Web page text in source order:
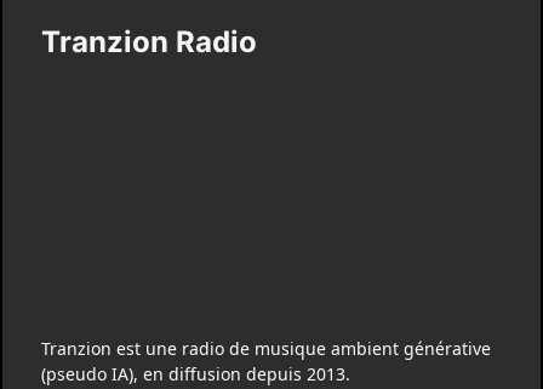
Tranzion Radio
Tranzion est une radio de musique ambient générative
(pseudo IA), en diffusion depuis 2013.